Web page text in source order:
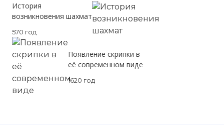
История
возникновения шахмат
570 год
Появление скрипки в
её современном виде
1620 год